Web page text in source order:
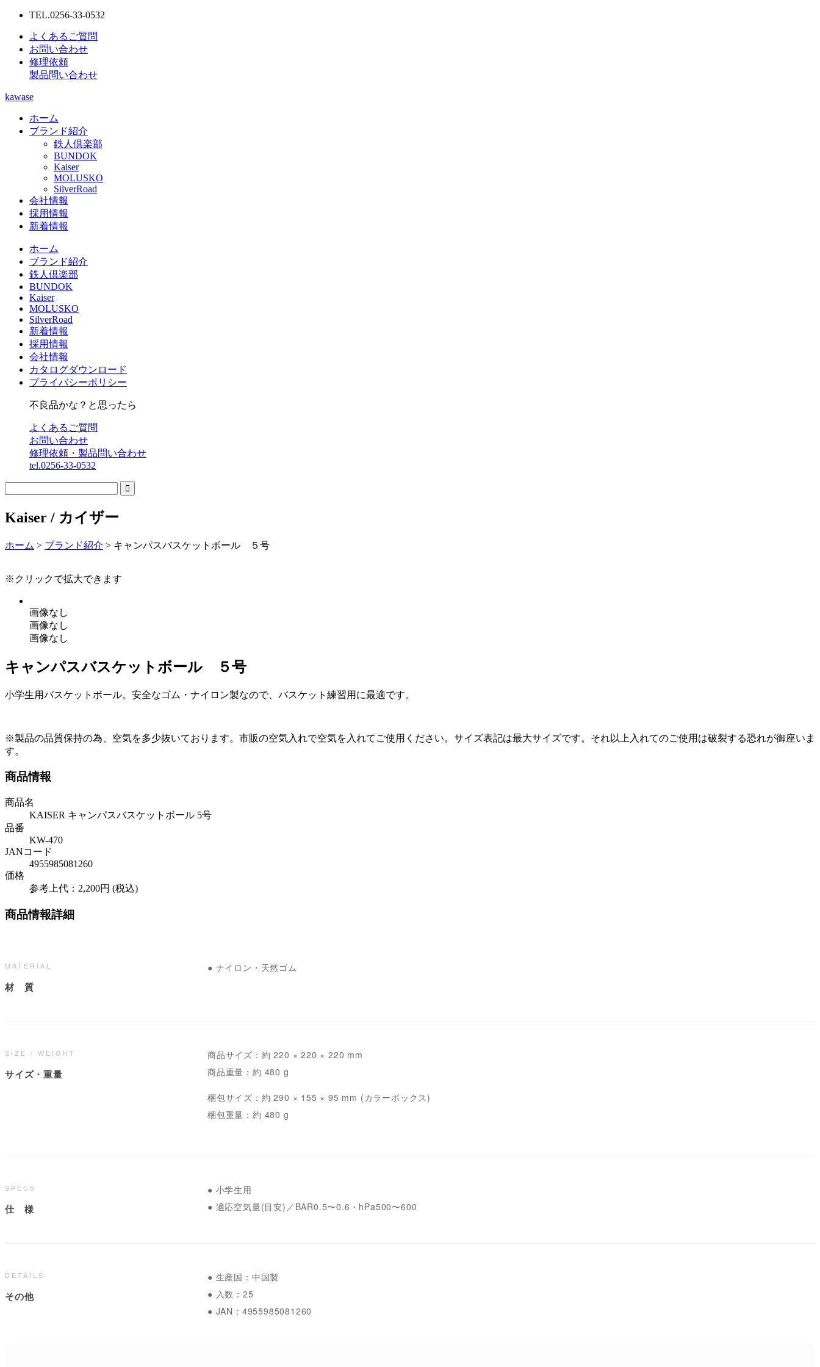
TEL.0256-33-0532
よくあるご質問
お問い合わせ
修理依頼
製品問い合わせ
kawase
ホーム
ブランド紹介
鉄人倶楽部
BUNDOK
Kaiser
MOLUSKO
SilverRoad
会社情報
採用情報
新着情報
ホーム
ブランド紹介
鉄人倶楽部
BUNDOK
Kaiser
MOLUSKO
SilverRoad
新着情報
採用情報
会社情報
カタログダウンロード
プライバシーポリシー
不良品かな？と思ったら
よくあるご質問
お問い合わせ
修理依頼・製品問い合わせ
tel.0256-33-0532

Kaiser / カイザー
ホーム > ブランド紹介 > キャンパスバスケットボール ５号
※クリックで拡大できます
画像なし
画像なし
画像なし
キャンパスバスケットボール ５号
小学生用バスケットボール。安全なゴム・ナイロン製なので、バスケット練習用に最適です。
※製品の品質保持の為、空気を多少抜いております。市販の空気入れで空気を入れてご使用ください。サイズ表記は最大サイズです。それ以上入れてのご使用は破裂する恐れが御座いま
す。
商品情報
商品名
KAISER キャンパスバスケットボール 5号
品番
KW-470
JANコード
4955985081260
価格
参考上代：2,200円 (税込)
商品情報詳細
MATERIAL
材 質
● ナイロン・天然ゴム
SIZE / WEIGHT
サイズ・重量
商品サイズ：約 220 × 220 × 220 mm
商品重量：約 480 g
梱包サイズ：約 290 × 155 × 95 mm (カラーボックス)
梱包重量：約 480 g
SPECS
仕 様
● 小学生用
● 適応空気量(目安)／BAR0.5〜0.6・hPa500〜600
DETAILS
その他
● 生産国：中国製
● 入数：25
● JAN：4955985081260